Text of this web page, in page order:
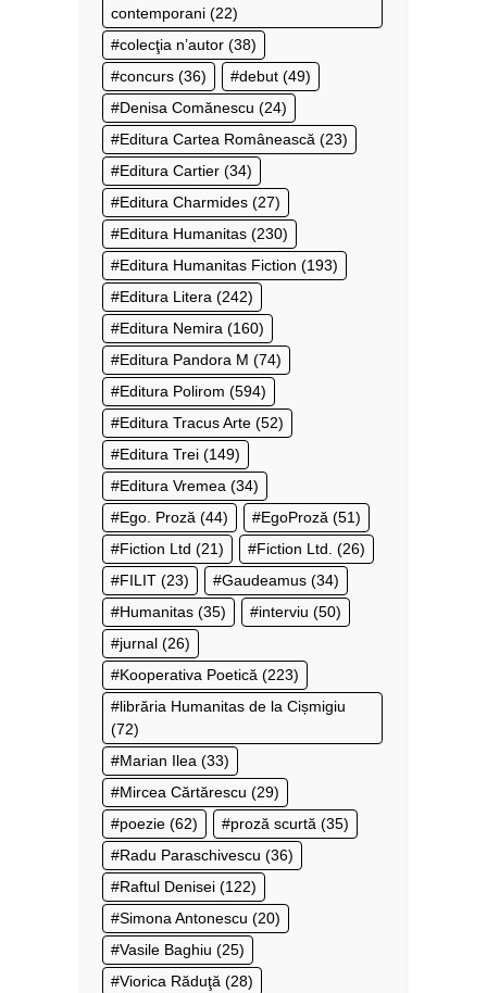
contemporani (22)
colecţia n’autor (38)
concurs (36) debut (49)
Denisa Comănescu (24)
Editura Cartea Românească (23)
Editura Cartier (34)
Editura Charmides (27)
Editura Humanitas (230)
Editura Humanitas Fiction (193)
Editura Litera (242)
Editura Nemira (160)
Editura Pandora M (74)
Editura Polirom (594)
Editura Tracus Arte (52)
Editura Trei (149)
Editura Vremea (34)
Ego. Proză (44) EgoProză (51)
Fiction Ltd (21) Fiction Ltd. (26)
FILIT (23) Gaudeamus (34)
Humanitas (35) interviu (50)
jurnal (26)
Kooperativa Poetică (223)
librăria Humanitas de la Cișmigiu
(72)
Marian Ilea (33)
Mircea Cărtărescu (29)
poezie (62) proză scurtă (35)
Radu Paraschivescu (36)
Raftul Denisei (122)
Simona Antonescu (20)
Vasile Baghiu (25)
Viorica Răduţă (28)